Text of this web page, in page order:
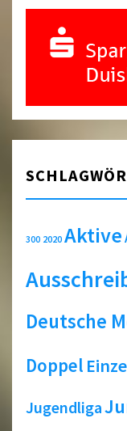
300 2020 Aktive
Deutsche
Doppel
Jugendliga